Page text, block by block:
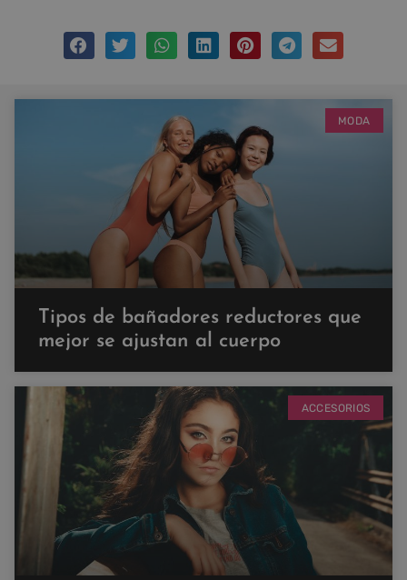
MODA
Tipos de bañadores reductores que
mejor se ajustan al cuerpo
ACCESORIOS